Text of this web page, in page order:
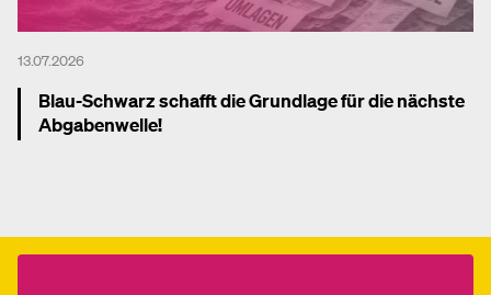
13.07.2026
Blau-Schwarz schafft die Grundlage für die nächste
Abgabenwelle!